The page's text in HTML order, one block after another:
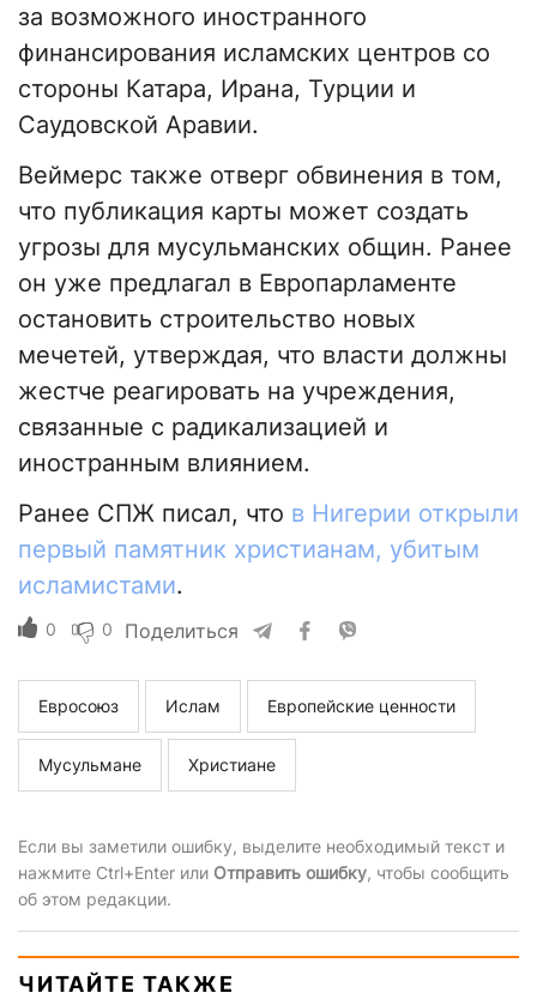
за возможного иностранного
финансирования исламских центров со
стороны Катара, Ирана, Турции и
Саудовской Аравии.
Веймерс также отверг обвинения в том,
что публикация карты может создать
угрозы для мусульманских общин. Ранее
он уже предлагал в Европарламенте
остановить строительство новых
мечетей, утверждая, что власти должны
жестче реагировать на учреждения,
связанные с радикализацией и
иностранным влиянием.
Ранее СПЖ писал, что в Нигерии открыли
первый памятник христианам, убитым
исламистами.
0 0 Поделиться
Евросоюз Ислам Европейские ценности
Мусульмане Христиане
Если вы заметили ошибку, выделите необходимый текст и
нажмите Ctrl+Enter или Отправить ошибку, чтобы сообщить
об этом редакции.
ЧИТАЙТЕ ТАКЖЕ